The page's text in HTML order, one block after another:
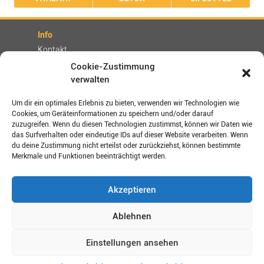
Cookie-Zustimmung
verwalten
Um dir ein optimales Erlebnis zu bieten, verwenden wir Technologien wie
Cookies, um Geräteinformationen zu speichern und/oder darauf
zuzugreifen. Wenn du diesen Technologien zustimmst, können wir Daten wie
das Surfverhalten oder eindeutige IDs auf dieser Website verarbeiten. Wenn
du deine Zustimmung nicht erteilst oder zurückziehst, können bestimmte
Merkmale und Funktionen beeinträchtigt werden.
Akzeptieren
Ablehnen
Einstellungen ansehen
Info
Kontakt
Rechtliches
Impressum
AGBs
Datenschutz / Disclaimer
Versand- und Zahlungsbedingungen